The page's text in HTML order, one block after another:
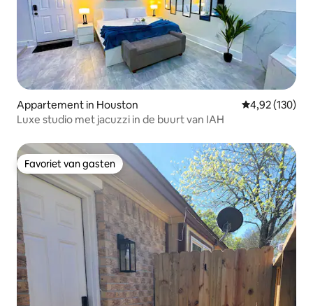
Appartement in Houston Gemiddelde
4,92 (130)
Luxe studio met jacuzzi in de buurt van IAH
Favoriet van gasten
Favoriet van gasten